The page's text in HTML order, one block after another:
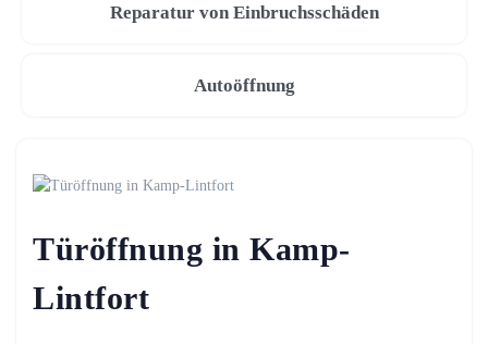
Reparatur von Einbruchsschäden
Autoöffnung
Türöffnung in Kamp-
Lintfort